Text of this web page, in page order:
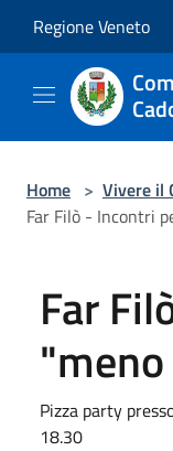
Regione Veneto
Home > Vivere il
Far Filò - Incontri
Far
Pizza party
18.30